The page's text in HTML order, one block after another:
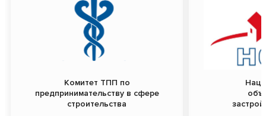
Комитет ТПП по
предпринимательству в сфере
строительства